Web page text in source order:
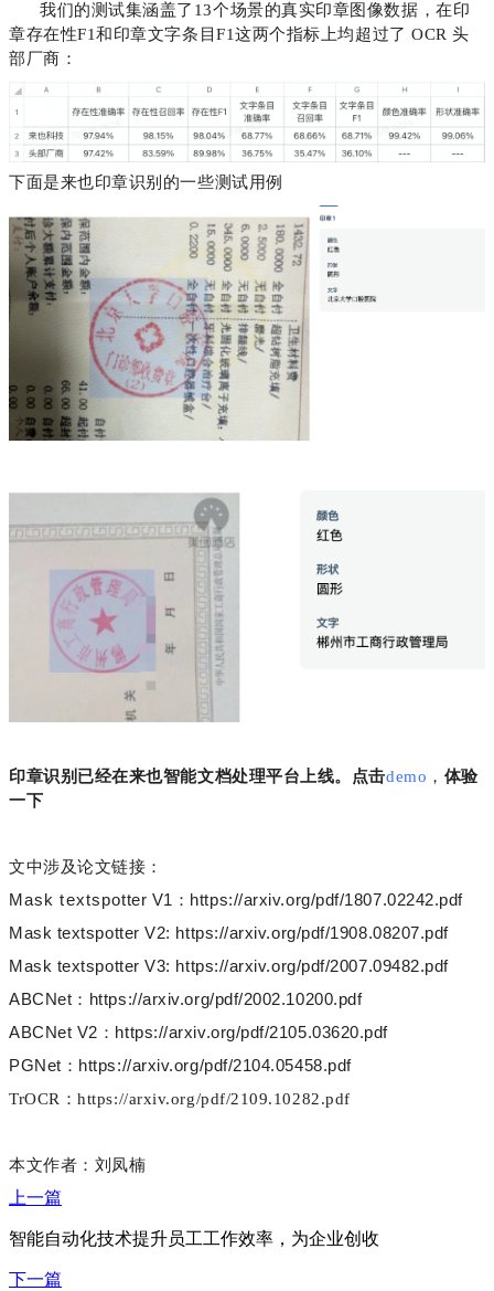
我们的测试集涵盖了13个场景的真实印章图像数据，在印
章存在性F1和印章文字条目F1这两个指标上均超过了 OCR 头
部厂商：
下面是来也印章识别的一些测试用例
印章识别已经在来也智能文档处理平台上线。点击demo ， 体验
一下
文中涉及论文链接：
Mask textspotter V1：https://arxiv.org/pdf/1807.02242.pdf
Mask textspotter V2: https://arxiv.org/pdf/1908.08207.pdf
Mask textspotter V3: https://arxiv.org/pdf/2007.09482.pdf
ABCNet：https://arxiv.org/pdf/2002.10200.pdf
ABCNet V2：https://arxiv.org/pdf/2105.03620.pdf
PGNet：https://arxiv.org/pdf/2104.05458.pdf
TrOCR：https://arxiv.org/pdf/2109.10282.pdf
本文作者：刘凤楠
上一篇
智能自动化技术提升员工工作效率，为企业创收
下一篇